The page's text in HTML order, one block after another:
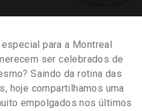
para a Montreal
ser celebrados de
Saindo da rotina das
hoje compartilhamos uma
empolgados nos últimos